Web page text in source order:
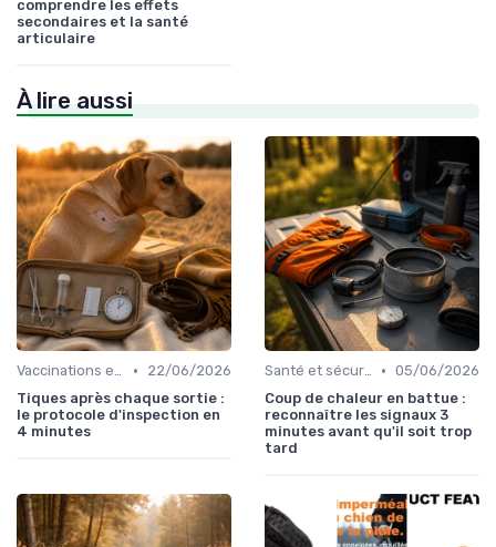
comprendre les effets
secondaires et la santé
articulaire
À lire aussi
Vaccinations et traitements antiparasitaires •
22/06/2026
Tiques après chaque sortie :
le protocole d'inspection en
4 minutes
Santé et sécurité pendant la chasse • 05/06/2026
Coup de chaleur en battue :
reconnaître les signaux 3
minutes avant qu'il soit trop
tard